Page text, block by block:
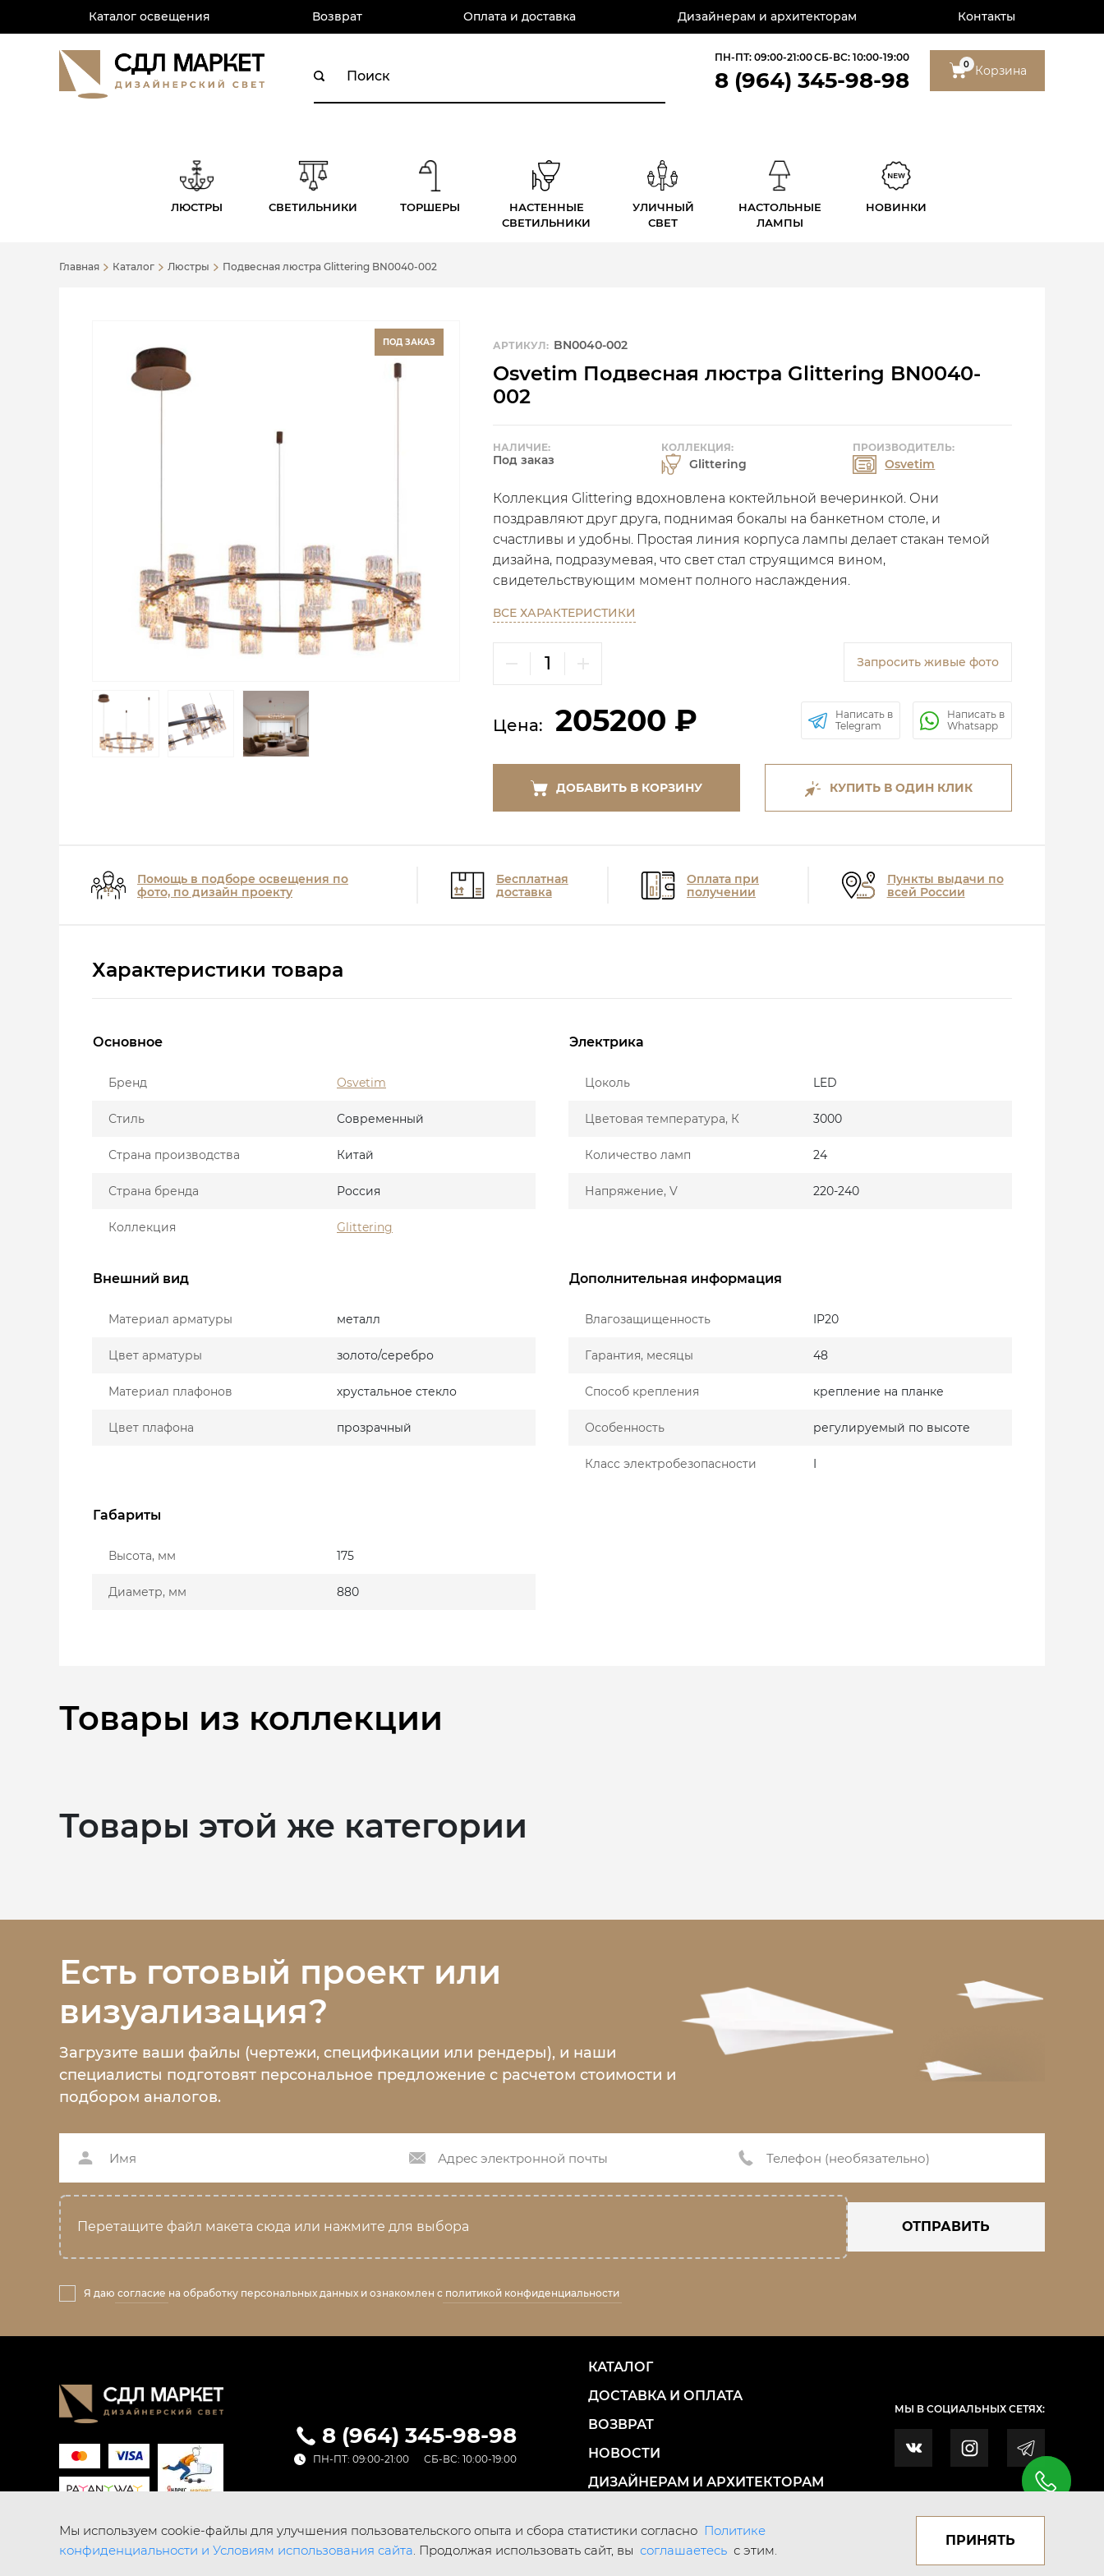
Каталог освещения Возврат Оплата и доставка Дизайнерам и архитекторам Контакты
ПН-ПТ: 09:00-21:00СБ-ВС: 10:00-19:00
8 (964) 345-98-98
0 Корзина
ЛЮСТРЫ СВЕТИЛЬНИКИ ТОРШЕРЫ
НАСТЕННЫЕ
СВЕТИЛЬНИКИ
УЛИЧНЫЙ
СВЕТ
НАСТОЛЬНЫЕ
ЛАМПЫ
НОВИНКИ
Главная Каталог Люстры Подвесная люстра Glittering BN0040-002
ПОД ЗАКАЗ АРТИКУЛ: BN0040-002
Osvetim Подвесная люстра Glittering BN0040-
002
НАЛИЧИЕ:
Под заказ
КОЛЛЕКЦИЯ:
Glittering
ПРОИЗВОДИТЕЛЬ:
Osvetim
Коллекция Glittering вдохновлена ​​коктейльной вечеринкой. Они
поздравляют друг друга, поднимая бокалы на банкетном столе, и
счастливы и удобны. Простая линия корпуса лампы делает стакан темой
дизайна, подразумевая, что свет стал струящимся вином,
свидетельствующим момент полного наслаждения.
ВСЕ ХАРАКТЕРИСТИКИ
Запросить живые фото
Цена: 205200 ₽
Написать в
Telegram
Написать в
Whatsapp
ДОБАВИТЬ В КОРЗИНУ КУПИТЬ В ОДИН КЛИК
Помощь в подборе освещения по
фото, по дизайн проекту
Бесплатная
доставка
Оплата при
получении
Пункты выдачи по
всей России
Характеристики товара
Основное
Бренд Osvetim
Стиль Современный
Страна производства Китай
Страна бренда Россия
Коллекция Glittering
Электрика
Цоколь LED
Цветовая температура, К 3000
Количество ламп 24
Напряжение, V 220-240
Внешний вид
Материал арматуры металл
Цвет арматуры золото/серебро
Материал плафонов хрустальное стекло
Цвет плафона прозрачный
Дополнительная информация
Влагозащищенность IP20
Гарантия, месяцы 48
Способ крепления крепление на планке
Особенность регулируемый по высоте
Класс электробезопасности I
Габариты
Высота, мм 175
Диаметр, мм 880
Товары из коллекции
Товары этой же категории
Есть готовый проект или
визуализация?
Загрузите ваши файлы (чертежи, спецификации или рендеры), и наши
специалисты подготовят персональное предложение с расчетом стоимости и
подбором аналогов.
Перетащите файл макета сюда или нажмите для выбора ОТПРАВИТЬ
Я даю согласие на обработку персональных данных и ознакомлен с политикой конфиденциальности
8 (964) 345-98-98
ПН-ПТ: 09:00-21:00 СБ-ВС: 10:00-19:00
КАТАЛОГ
ДОСТАВКА И ОПЛАТА
ВОЗВРАТ
НОВОСТИ
ДИЗАЙНЕРАМ И АРХИТЕКТОРАМ
МЫ В СОЦИАЛЬНЫХ СЕТЯХ:
Мы используем cookie-файлы для улучшения пользовательского опыта и сбора статистики согласно Политике
конфиденциальности и Условиям использования сайта. Продолжая использовать сайт, вы соглашаетесь с этим.
ПРИНЯТЬ